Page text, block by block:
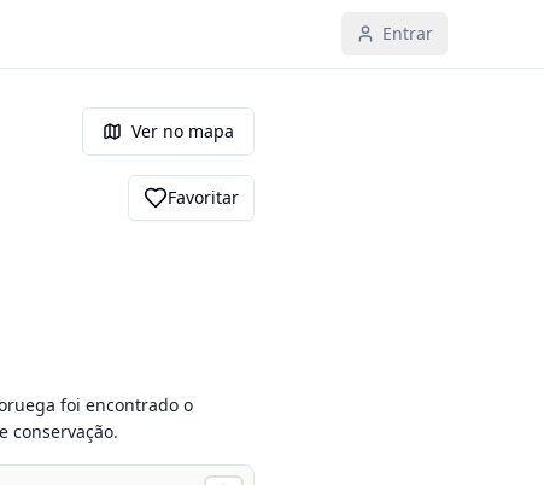
Entrar
Ver no mapa
Favoritar
foi encontrado o
conservação.